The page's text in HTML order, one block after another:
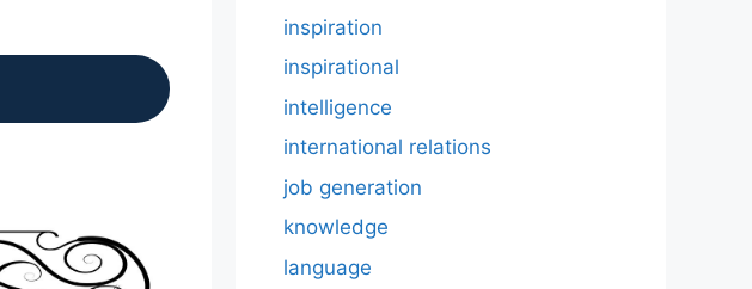
inspiration
inspirational
intelligence
international relations
job generation
knowledge
language